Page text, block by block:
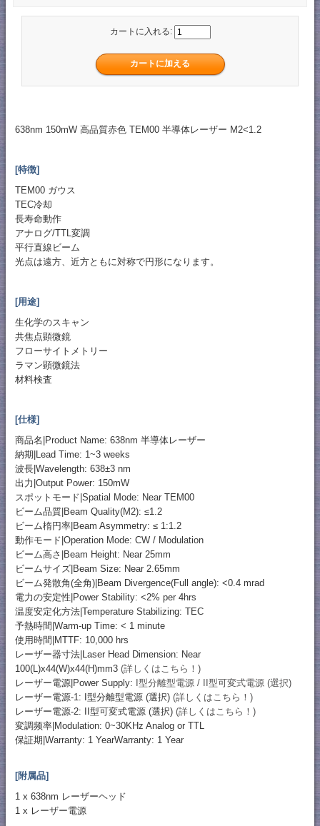
カートに入れる:
638nm 150mW 高品質赤色 TEM00 半導体レーザー M2<1.2
[特徴]
TEM00 ガウス
TEC冷却
長寿命動作
アナログ/TTL変調
平行直線ビーム
光点は遠方、近方ともに対称で円形になります。
[用途]
生化学のスキャン
共焦点顕微鏡
フローサイトメトリー
ラマン顕微鏡法
材料検査
[仕様]
商品名|Product Name: 638nm 半導体レーザー
納期|Lead Time: 1~3 weeks
波長|Wavelength: 638±3 nm
出力|Output Power: 150mW
スポットモード|Spatial Mode: Near TEM00
ビーム品質|Beam Quality(M2): ≤1.2
ビーム楕円率|Beam Asymmetry: ≤ 1:1.2
動作モード|Operation Mode: CW / Modulation
ビーム高さ|Beam Height: Near 25mm
ビームサイズ|Beam Size: Near 2.65mm
ビーム発散角(全角)|Beam Divergence(Full angle): <0.4 mrad
電力の安定性|Power Stability: <2% per 4hrs
温度安定化方法|Temperature Stabilizing: TEC
予熱時間|Warm-up Time: < 1 minute
使用時間|MTTF: 10,000 hrs
レーザー器寸法|Laser Head Dimension: Near
100(L)x44(W)x44(H)mm3 (詳しくはこちら！)
レーザー電源|Power Supply: I型分離型電源 / II型可変式電源 (選択)
レーザー電源-1: I型分離型電源 (選択) (詳しくはこちら！)
レーザー電源-2: II型可変式電源 (選択) (詳しくはこちら！)
変調频率|Modulation: 0~30KHz Analog or TTL
保証期|Warranty: 1 YearWarranty: 1 Year
[附属品]
1 x 638nm レーザーヘッド
1 x レーザー電源